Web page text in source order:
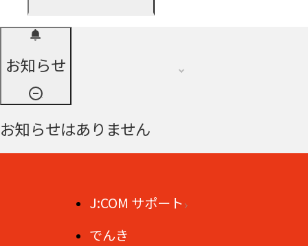
お知らせ
お知らせはありません
J:COM サポート
でんき